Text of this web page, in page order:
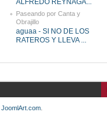
ALFREDO REYNAGA...
Paseando por Canta y
Obrajillo
aguaa - SI NO DE LOS
RATEROS Y LLEVA ...
JoomlArt.com